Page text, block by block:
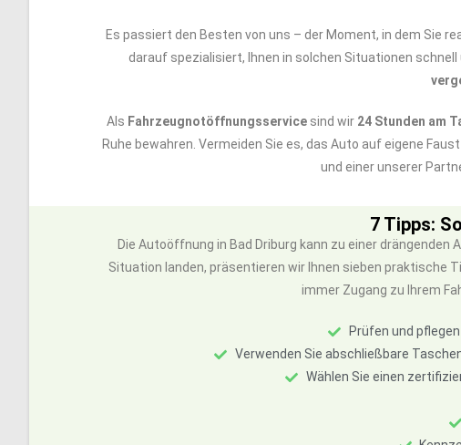
Es passiert den Besten von uns – der Moment, in dem Sie
darauf spezialisiert, Ihnen in solchen Situationen
Als Fahrzeugnotöffnungsservice sind wir 24 Stunden am
Ruhe bewahren. Vermeiden Sie es, das Auto auf eigene
und einer unserer
7 Tipps:
Die Autoöffnung in Bad Driburg kann zu einer
Situation landen, präsentieren wir Ihnen sieben praktische
immer Zugang zu Ihrem
Prüfen und
Verwenden Sie abschließbare
Wählen Sie einen